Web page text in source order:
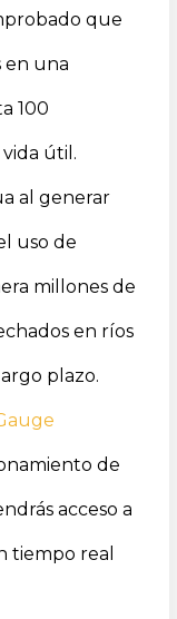
que
en una
100
útil.
al generar
uso de
millones de
en ríos
plazo.
de
acceso a
tiempo real